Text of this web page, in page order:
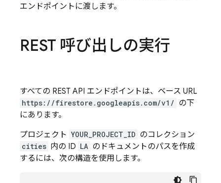
エンドポイントに渡します。
REST 呼び出しの実行
すべての REST API エンドポイントは、ベース URL
https://firestore.googleapis.com/v1/ の下
にあります。
プロジェクト YOUR_PROJECT_ID のコレクション
cities 内の ID LA のドキュメントのパスを作成
するには、次の構造を使用します。